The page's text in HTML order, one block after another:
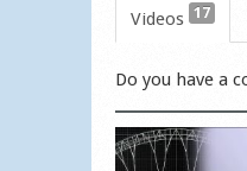
Videos 17
Do you have a